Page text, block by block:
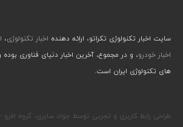
سایت اخبار تکنولوژی تکراتو، ارائه دهنده اخبار تکنولوژی،
اخبار خودرو، و در مجموع، آخرین اخبار دنیای فناوری
های تکنولوژی ایران است.
طراحی رابط کاربری و تجربی توسط جواد صابری، گروه افرو